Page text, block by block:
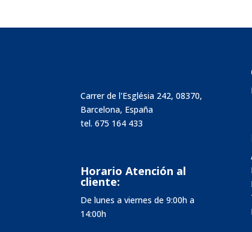
Carrer de l'Església 242, 08370,
Barcelona, España
tel.675 164 433
Horario Atención al
cliente:
De lunes a viernes de 9:00h a
14:00h